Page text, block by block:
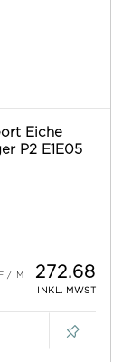
Eiche
P2 E1E05
272.68
INKL. MWST